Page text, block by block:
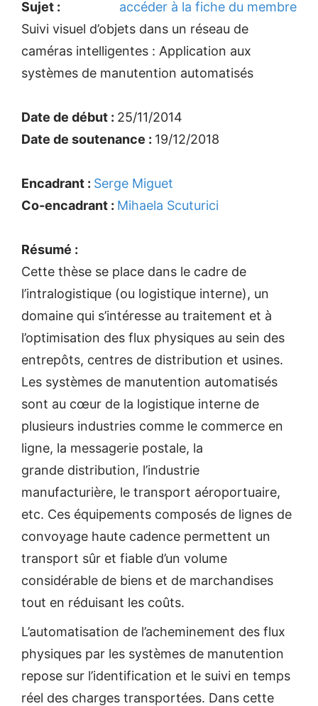
accéder à la fiche du membre
Sujet :
Suivi visuel d’objets dans un réseau de
caméras intelligentes : Application aux
systèmes de manutention automatisés
Date de début : 25/11/2014
Date de soutenance : 19/12/2018
Encadrant : Serge Miguet
Co-encadrant : Mihaela Scuturici
Résumé :
Cette thèse se place dans le cadre de
l’intralogistique (ou logistique interne), un
domaine qui s’intéresse au traitement et à
l’optimisation des flux physiques au sein des
entrepôts, centres de distribution et usines.
Les systèmes de manutention automatisés
sont au cœur de la logistique interne de
plusieurs industries comme le commerce en
ligne, la messagerie postale, la
grande distribution, l’industrie
manufacturière, le transport aéroportuaire,
etc. Ces équipements composés de lignes de
convoyage haute cadence permettent un
transport sûr et fiable d’un volume
considérable de biens et de marchandises
tout en réduisant les coûts.
L’automatisation de l’acheminement des flux
physiques par les systèmes de manutention
repose sur l’identification et le suivi en temps
réel des charges transportées. Dans cette